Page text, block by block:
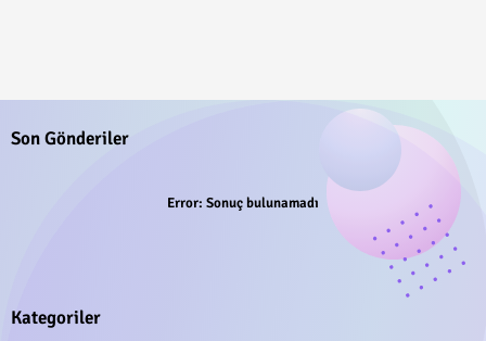
Son Gönderiler
Error: Sonuç bulunamadı
Kategoriler